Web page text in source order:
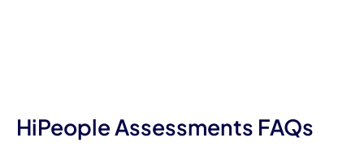
HiPeople Assessments FAQs